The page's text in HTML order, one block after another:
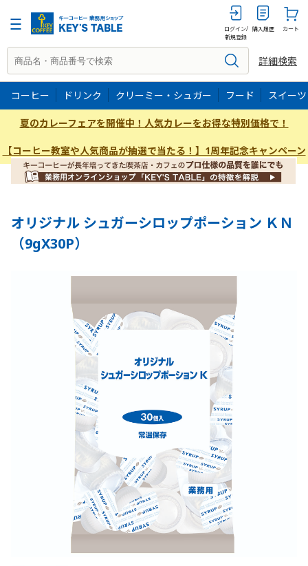
ログイン/
新規登録
購入履歴 カート
詳細検索
コーヒー ドリンク クリーミー・シュガー フード スイーツ
夏のカレーフェアを開催中！人気カレーをお得な特別価格で！
【コーヒー教室や人気商品が抽選で当たる！】1周年記念キャンペーン
オリジナル シュガーシロップポーション ＫＮ
（9gX30P）